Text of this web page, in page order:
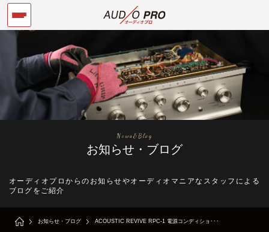
News&Blog
お知らせ・ブログ
オーディオプロからのお知らせやオーディオマニアなスタッフによる
ブログをご紹介
お知らせ・ブログ ACOUSTIC REVIVE RPC-1 電源コンディショ･･･